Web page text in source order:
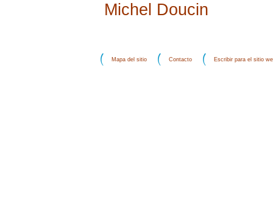
Michel Doucin
Mapa del sitio Contacto Escribir para el sitio